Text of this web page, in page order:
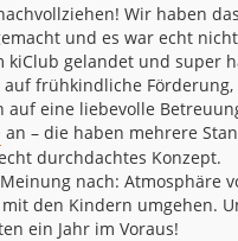
Wir haben
und es war echt
kiClub gelandet und super
auf frühkindliche Förderung,
auf eine liebevolle
an – die haben mehrere
durchdachtes Konzept.
nach: Atmosphäre
den Kindern umgehen.
ein Jahr im Voraus!